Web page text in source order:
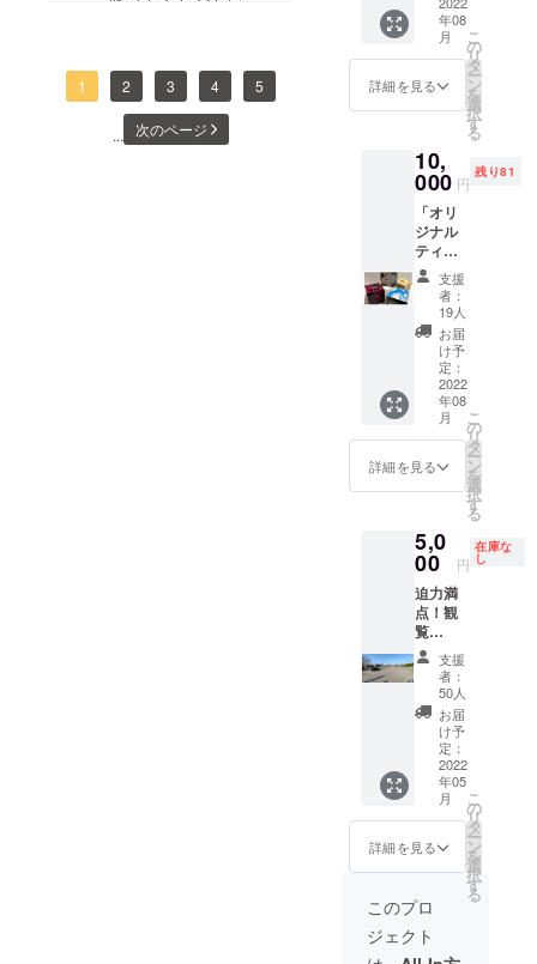
ロナ禍で伝統工芸のお
仕事が無くならない日
本であって欲しいと
1 2 3 4 5
... 次のページ
ザイン
抽選方
法 公式
LINEに
て、自
を送っ
ていた
だきま
す。 煙
火店様
を通し
てデザ
イン抽
選をさ
せてい
ただき
ます。
抽選結
果公開
日 5月
上旬を
予定し
公式
LINEに
て更新
させて
いただ
き、全
員にご
連絡さ
せてい
ただき
ます。
打ち上
げ数 当
選数→
限定4名
とり様1
つのデ
を3発打
ち上げ
させて
セット
実際に
打ち上
げた際
の花火
で構成
いただ
きま
す！！
写真提
供元
「新井
明雄
様」
年08
月
詳細を見る
こ
の
リ
タ
ー
ン
を
選
択
す
る
10,
000 円
残り81
「オリ
ジナル
ティッ
シュ
ボック
ス」と
「オリ
ジナル
ポスト
カー
ド」
セット
打ち上
げた花
火の柄
を
シュ
ボック
スにし
て送ら
せてい
ただき
ます。
ティッ
シュ
ボック
スサイ
「キュ
ーブタ
イプ
80W」
110mm
mm 写
真提供
元「新
井明雄
支援
者：
19人
お届
け予
定：
2022
年08
月
詳細を見る
こ
の
リ
タ
ー
ン
を
選
択
す
る
5,0
00 円
在庫な
し
迫力満
点！観
覧
席！！
花火の
打ち上
げ場所
から
150m以
内とい
う至近
距離で
花火を
座りな
がら見
ること
ができ
ます！
50組限
定で
支援
者：
50人
お届
け予
定：
2022
年05
月
詳細を見る
こ
の
リ
タ
ー
ン
を
選
択
す
る
このプロ
ジェクト